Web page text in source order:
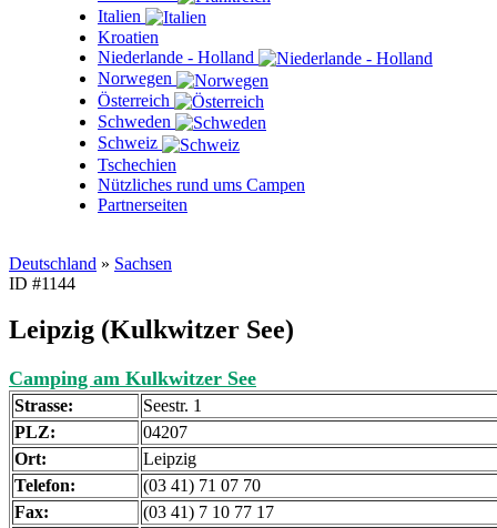
Italien
Kroatien
Niederlande - Holland
Norwegen
Österreich
Schweden
Schweiz
Tschechien
Nützliches rund ums Campen
Partnerseiten
Deutschland » Sachsen
ID #1144
Leipzig (Kulkwitzer See)
Camping am Kulkwitzer See
Strasse:
Seestr. 1
PLZ:
04207
Ort:
Leipzig
Telefon:
(03 41) 71 07 70
Fax:
(03 41) 7 10 77 17